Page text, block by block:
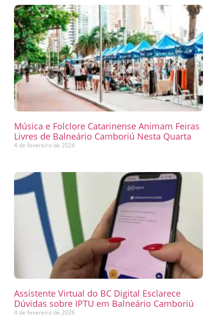
Música e Folclore Catarinense Animam Feiras
Livres de Balneário Camboriú Nesta Quarta
4 de fevereiro de 2026
Assistente Virtual do BC Digital Esclarece
Dúvidas sobre IPTU em Balneário Camboriú
4 de fevereiro de 2026